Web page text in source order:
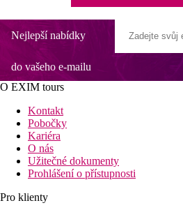
Nejlepší nabídky
do vašeho e-mailu
O EXIM tours
Kontakt
Pobočky
Kariéra
O nás
Užitečné dokumenty
Prohlášení o přístupnosti
Pro klienty